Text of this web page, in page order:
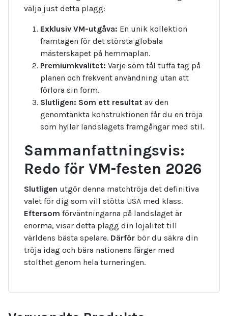
välja just detta plagg:
Exklusiv VM-utgåva: En unik kollektion
framtagen för det största globala
mästerskapet på hemmaplan.
Premiumkvalitet: Varje söm tål tuffa tag på
planen och frekvent användning utan att
förlora sin form.
Slutligen: Som ett resultat av den
genomtänkta konstruktionen får du en tröja
som hyllar landslagets framgångar med stil.
Sammanfattningsvis:
Redo för VM-festen 2026
Slutligen utgör denna matchtröja det definitiva
valet för dig som vill stötta USA med klass.
Eftersom förväntningarna på landslaget är
enorma, visar detta plagg din lojalitet till
världens bästa spelare. Därför bör du säkra din
tröja idag och bära nationens färger med
stolthet genom hela turneringen.